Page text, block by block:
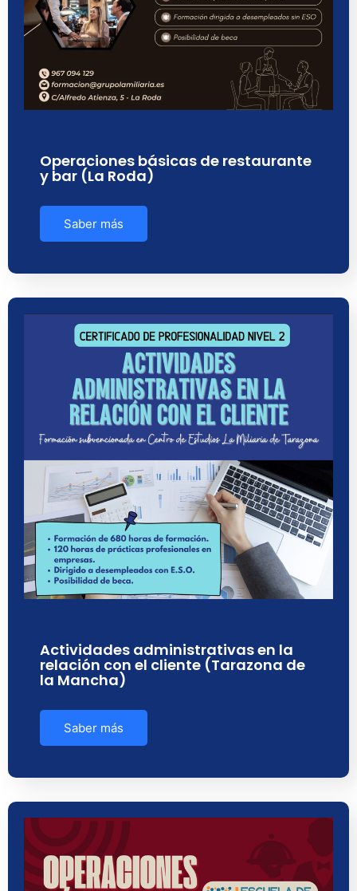
Operaciones básicas de restaurante
y bar (La Roda)
Saber más
Actividades administrativas en la
relación con el cliente (Tarazona de
la Mancha)
Saber más